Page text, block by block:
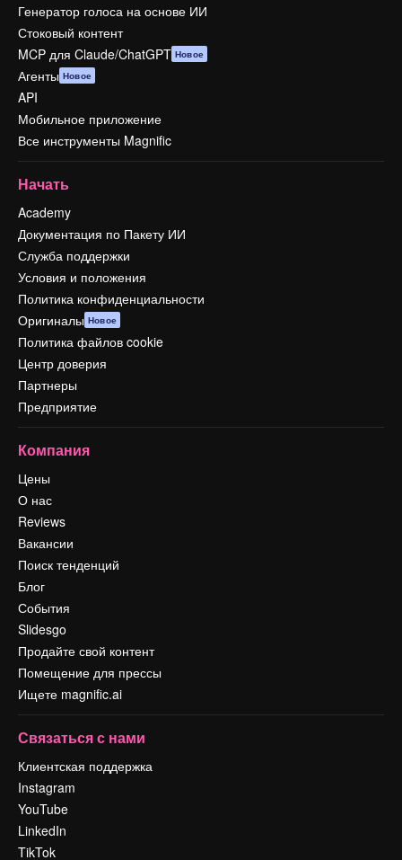
Генератор голоса на основе ИИ
Стоковый контент
MCP для Claude/ChatGPT Новое
Агенты Новое
API
Мобильное приложение
Все инструменты Magnific
Начать
Academy
Документация по Пакету ИИ
Служба поддержки
Условия и положения
Политика конфиденциальности
Оригиналы Новое
Политика файлов cookie
Центр доверия
Партнеры
Предприятие
Компания
Цены
О нас
Reviews
Вакансии
Поиск тенденций
Блог
События
Slidesgo
Продайте свой контент
Помещение для прессы
Ищете magnific.ai
Связаться с нами
Клиентская поддержка
Instagram
YouTube
LinkedIn
TikTok